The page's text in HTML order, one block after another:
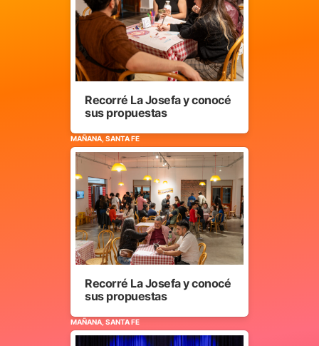
Recorré La Josefa y conocé
sus propuestas
MAÑANA, SANTA FE
Recorré La Josefa y conocé
sus propuestas
MAÑANA, SANTA FE